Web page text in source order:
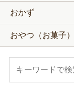
おかず
おやつ（お菓子）